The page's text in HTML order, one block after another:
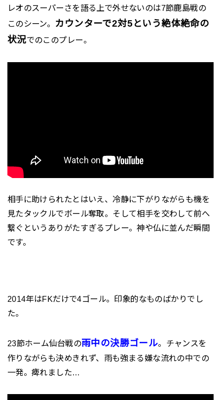
レオのスーパーさを語る上で外せないのは7節鹿島戦の
このシーン。 カウンターで2対5という絶体絶命の
状況でのこのプレー。
相手に助けられたとはいえ、冷静に下がりながらも機を
見たタックルでボール奪取。そして相手を交わして前へ
繋ぐというありがたすぎるプレー。神や仏に並んだ瞬間
です。
2014年はFKだけで4ゴール。印象的なものばかりでし
た。
23節ホーム仙台戦の雨中の決勝ゴール。チャンスを
作りながらも決めきれず、雨も強まる嫌な流れの中での
一発。痺れました…